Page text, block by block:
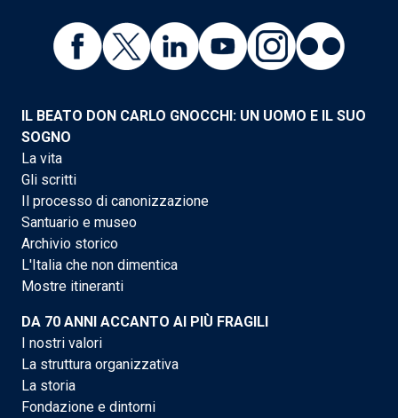
IL BEATO DON CARLO GNOCCHI: UN UOMO E IL SUO
SOGNO
La vita
Gli scritti
Il processo di canonizzazione
Santuario e museo
Archivio storico
L'Italia che non dimentica
Mostre itineranti
DA 70 ANNI ACCANTO AI PIÙ FRAGILI
I nostri valori
La struttura organizzativa
La storia
Fondazione e dintorni